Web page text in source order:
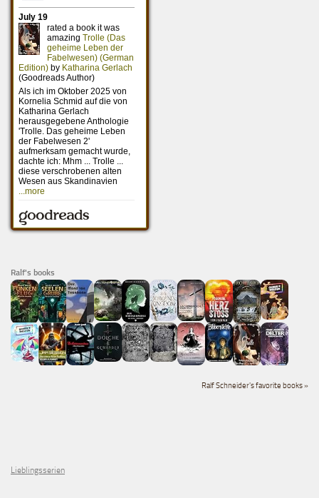
Ralf's books
Ralf Schneider's favorite books »
Lieblingsserien